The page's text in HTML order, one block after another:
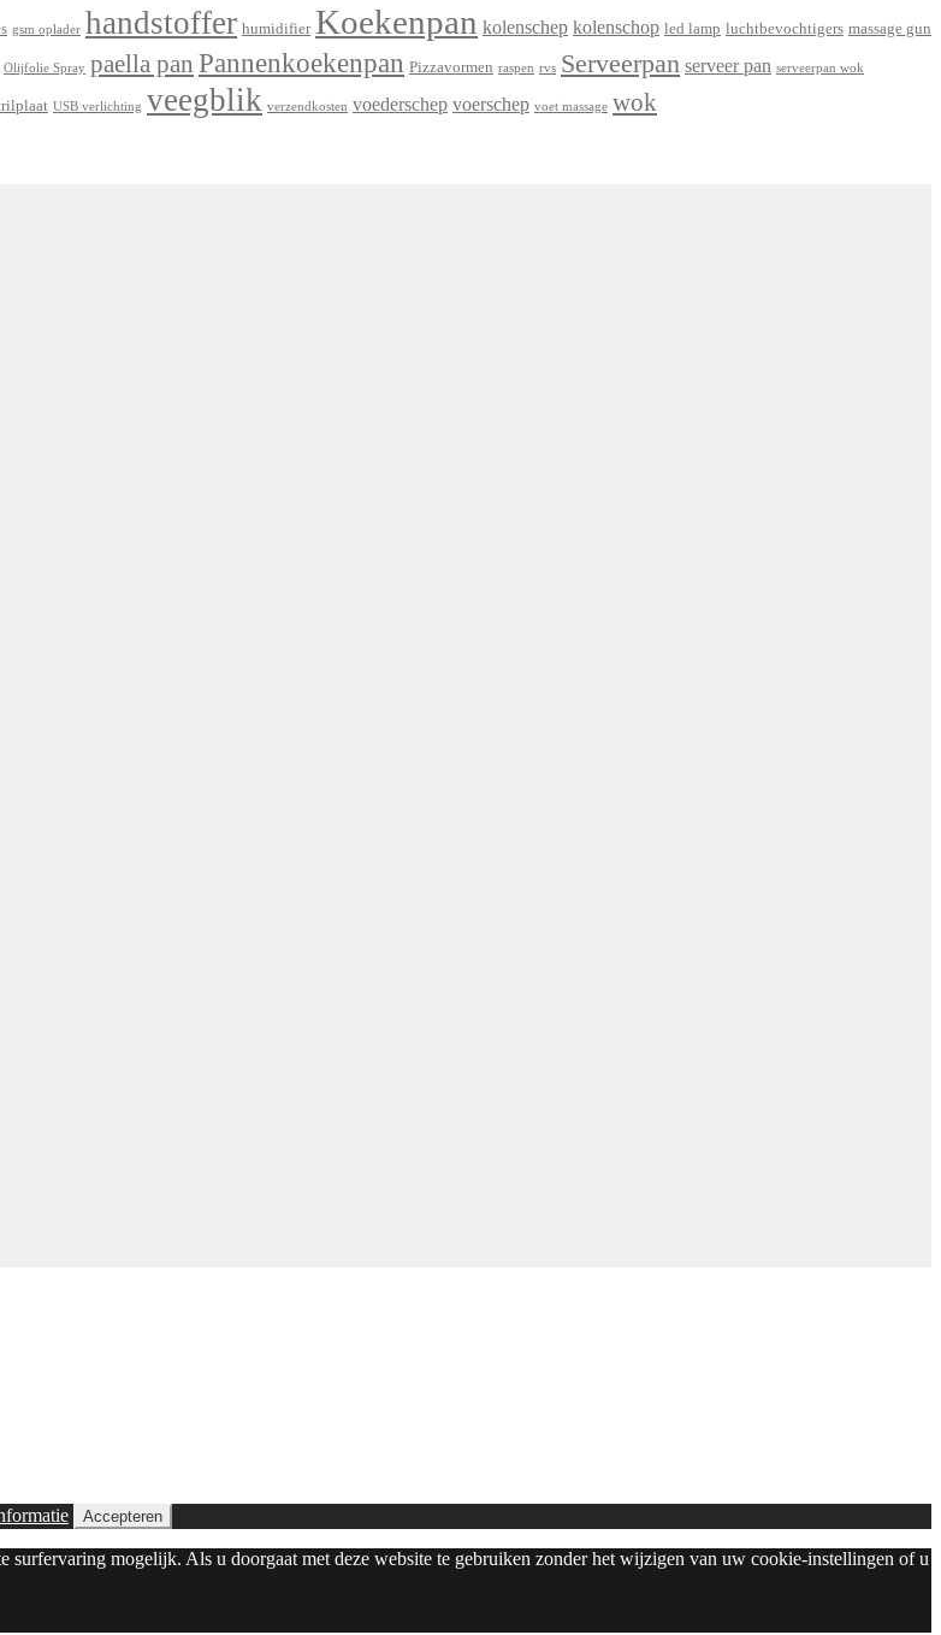
gsm oplader handstoffer humidifier Koekenpan kolenschep kolenschop led lamp luchtbevochtigers massage gun
Olijfolie Spray paella pan Pannenkoekenpan Pizzavormen raspen rvs Serveerpan serveer pan serveerpan wok
USB verlichting veegblik verzendkosten voederschep voerschep voet massage wok
Accepteren
surfervaring mogelijk. Als u doorgaat met deze website te gebruiken zonder het wijzigen van uw cookie-instellingen of u